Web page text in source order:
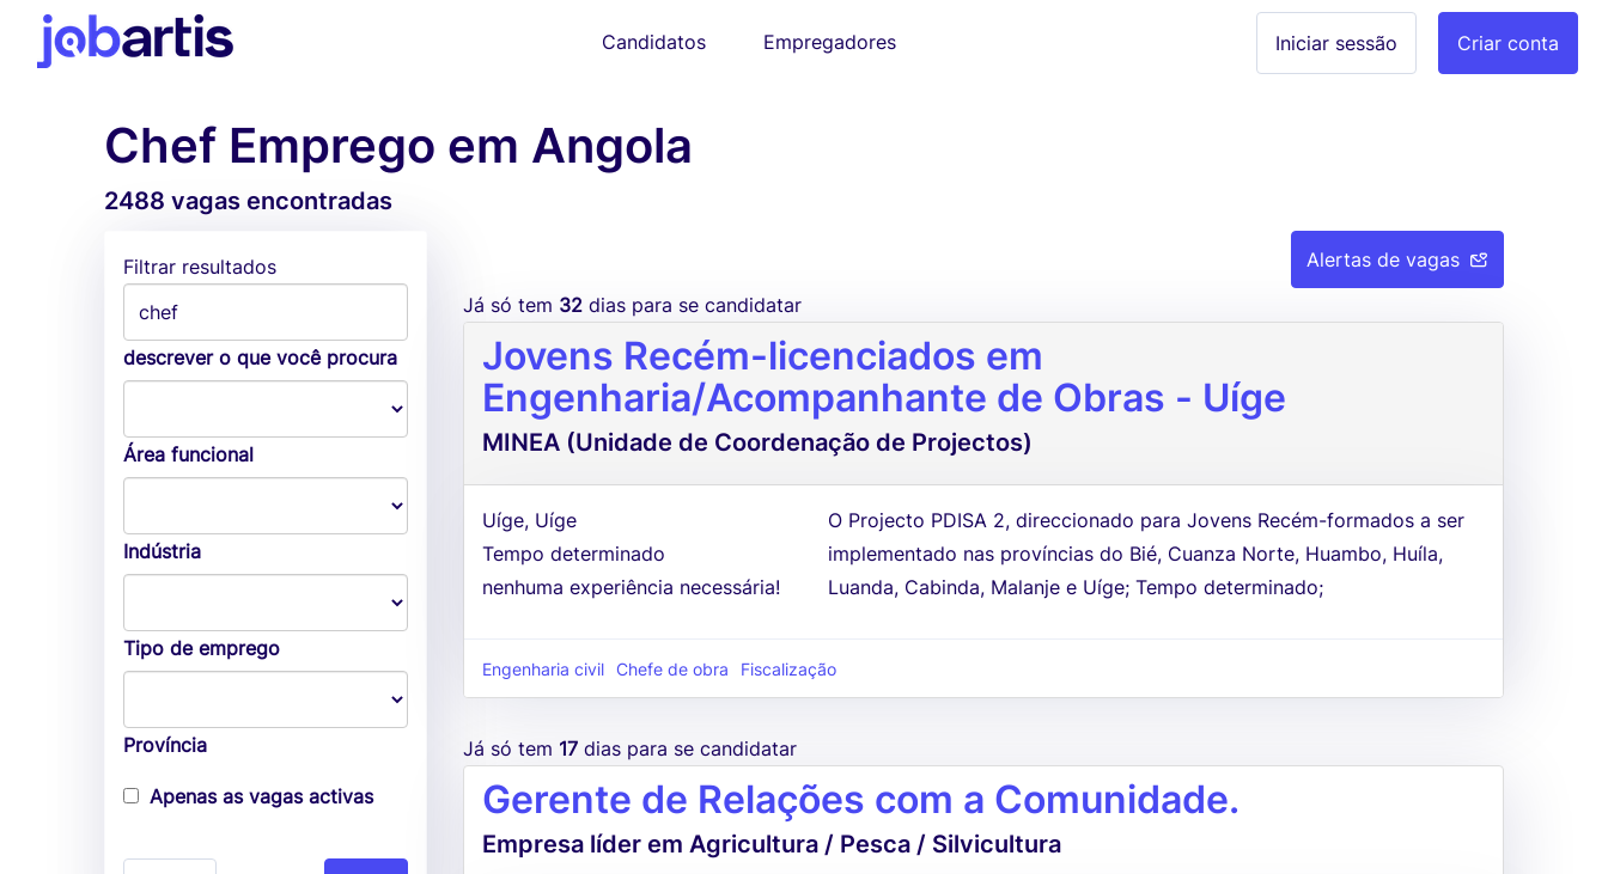
Candidatos Empregadores Criar conta
Iniciar sessão
Chef Emprego em Angola
2488 vagas encontradas
Alertas de vagas
Filtrar resultados
descrever o que você procura
Área funcional
Indústria
Tipo de emprego
Província
Apenas as vagas activas
Já só tem 32 dias para se candidatar
Jovens Recém-licenciados em
Engenharia/Acompanhante de Obras - Uíge
MINEA (Unidade de Coordenação de Projectos)
Uíge, Uíge
Tempo determinado
nenhuma experiência necessária!
O Projecto PDISA 2, direccionado para Jovens Recém-formados a ser
implementado nas províncias do Bié, Cuanza Norte, Huambo, Huíla,
Luanda, Cabinda, Malanje e Uíge; Tempo determinado;
Engenharia civil Chefe de obra Fiscalização
Já só tem 17 dias para se candidatar
Gerente de Relações com a Comunidade.
Empresa líder em Agricultura / Pesca / Silvicultura